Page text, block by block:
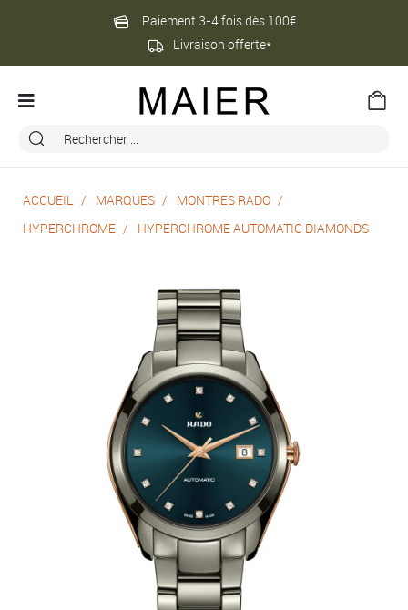
Paiement 3-4 fois dès 100€
Livraison offerte*
ACCUEIL MARQUES
MONTRES RADO
HYPERCHROME
HYPERCHROME AUTOMATIC DIAMONDS